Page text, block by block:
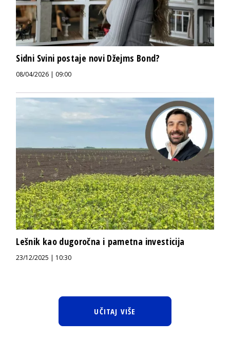
Sidni Svini postaje novi Džejms Bond?
08/04/2026 | 09:00
Lešnik kao dugoročna i pametna investicija
23/12/2025 | 10:30
UČITAJ VIŠE